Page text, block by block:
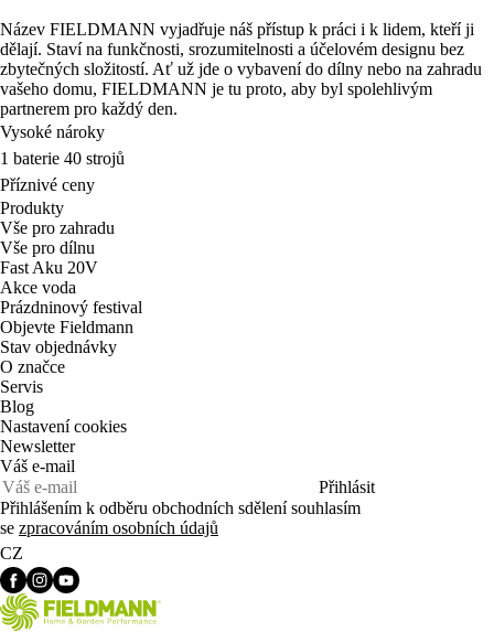
Název FIELDMANN vyjadřuje náš přístup k práci i k lidem, kteří ji
dělají. Staví na funkčnosti, srozumitelnosti a účelovém designu bez
zbytečných složitostí. Ať už jde o vybavení do dílny nebo na zahradu
vašeho domu, FIELDMANN je tu proto, aby byl spolehlivým
partnerem pro každý den.
Vysoké nároky
1 baterie 40 strojů
Příznivé ceny
Produkty
Vše pro zahradu
Vše pro dílnu
Fast Aku 20V
Akce voda
Prázdninový festival
Objevte Fieldmann
Stav objednávky
O značce
Servis
Blog
Nastavení cookies
Newsletter
Váš e-mail
Přihlásit
Přihlášením k odběru obchodních sdělení souhlasím
se zpracováním osobních údajů
CZ